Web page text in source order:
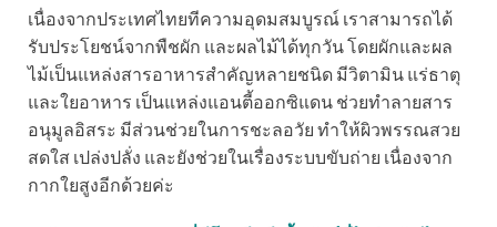
เนื่องจากประเทศไทยทีความอุดมสมบูรณ์ เราสามารถได้
รับประโยชน์จากพืชผัก และผลไม้ได้ทุกวัน โดยผักและผล
ไม้เป็นแหล่งสารอาหารสำคัญหลายชนิด มีวิตามิน แร่ธาตุ
และใยอาหาร เป็นแหล่งแอนตี้ออกซิแดน ช่วยทำลายสาร
อนุมูลอิสระ มีส่วนช่วยในการชะลอวัย ทำให้ผิวพรรณสวย
สดใส เปล่งปลั่ง และยังช่วยในเรื่องระบบขับถ่าย เนื่องจาก
กากใยสูงอีกด้วยค่ะ